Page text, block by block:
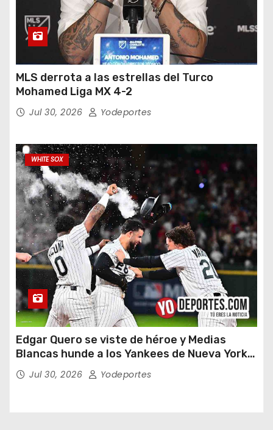
MLS derrota a las estrellas del Turco
Mohamed Liga MX 4-2
Jul 30, 2026 Yodeportes
WHITE SOX
Edgar Quero se viste de héroe y Medias
Blancas hunde a los Yankees de Nueva York
en doce entradas
Jul 30, 2026 Yodeportes